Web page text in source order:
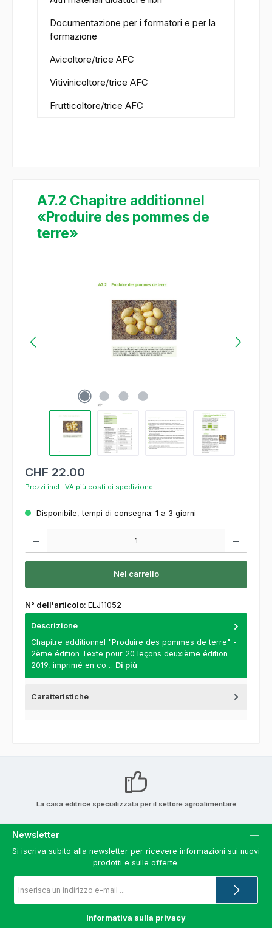
Documentazione per i formatori e per la
formazione
Avicoltore/trice AFC
Vitivinicoltore/trice AFC
Frutticoltore/trice AFC
A7.2 Chapitre additionnel
«Produire des pommes de
terre»
CHF 22.00
Prezzi incl. IVA più costi di spedizione
Disponibile, tempi di consegna: 1 a 3 giorni
Nel carrello
N° dell'articolo: ELJ11052
Descrizione
Chapitre additionnel "Produire des pommes de terre" -
2ème édition Texte pour 20 leçons deuxième édition
2019, imprimé en co… Di più
Caratteristiche
La casa editrice specializzata per il settore agroalimentare
Newsletter
Si iscriva subito alla newsletter per ricevere informazioni sui nuovi
prodotti e sulle offerte.
e-
*
Informativa sulla privacy